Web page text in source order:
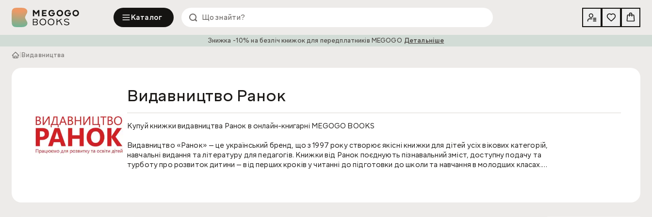
Каталог
Знижка -10% на безліч книжок для передплатників MEGOGO Детальніше
Видавництва
Видавництво Ранок
Купуй книжки видавництва Ранок в онлайн-книгарні MEGOGO BOOKS
Видавництво «Ранок» — це український бренд, що з 1997 року створює якісні книжки для дітей усіх вікових категорій,
навчальні видання та літературу для педагогів. Книжки від Ранок поєднують пізнавальний зміст, доступну подачу та
турботу про розвиток дитини — від перших кроків у читанні до підготовки до школи та навчання в молодших класах.